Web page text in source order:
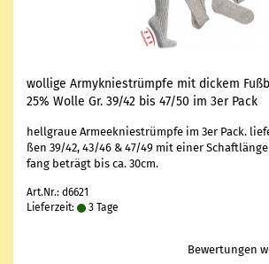
wol­li­ge Ar­my­knie­strümp­fe mit di­ckem
25% Wolle Gr. 39/42 bis 47/50 im 3er Pack
hell­graue Ar­mee­knie­strümp­fe im 3er Pack.
ßen 39/42, 43/46 & 47/49 mit einer
fang be­trägt bis ca. 30cm.
Art.Nr.: d6621
Lieferzeit:
3 Tage
Bewertungen